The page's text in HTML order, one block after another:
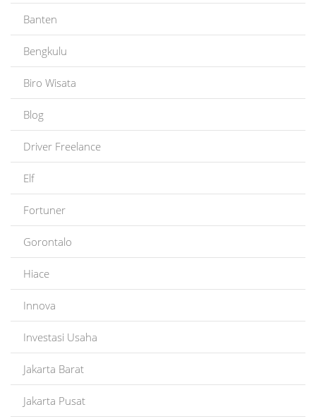
Banten
Bengkulu
Biro Wisata
Blog
Driver Freelance
Elf
Fortuner
Gorontalo
Hiace
Innova
Investasi Usaha
Jakarta Barat
Jakarta Pusat